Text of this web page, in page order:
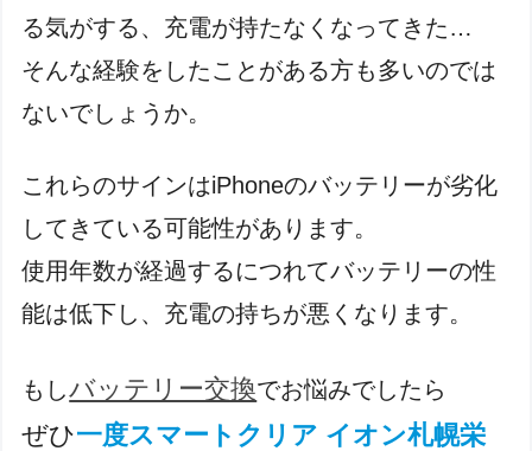
る気がする、充電が持たなくなってきた…
そんな経験をしたことがある方も多いのでは
ないでしょうか。
これらのサインはiPhoneのバッテリーが劣化
してきている可能性があります。
使用年数が経過するにつれてバッテリーの性
能は低下し、充電の持ちが悪くなります。
もしバッテリー交換でお悩みでしたら
ぜひ一度スマートクリア イオン札幌栄